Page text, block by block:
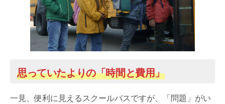
思っていたよりの「時間と費用」
一見、便利に見えるスクールバスですが、「問題」がい